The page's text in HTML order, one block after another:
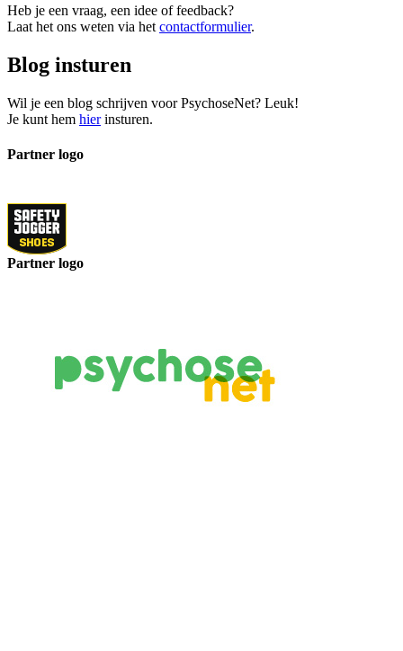
Heb je een vraag, een idee of feedback?
Laat het ons weten via het contactformulier.
Blog insturen
Wil je een blog schrijven voor PsychoseNet? Leuk!
Je kunt hem hierinsturen.
Partner logo
Partner logo